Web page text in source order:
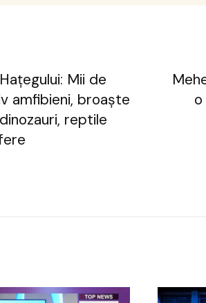
Mii de
amfibieni, broaşte
reptile